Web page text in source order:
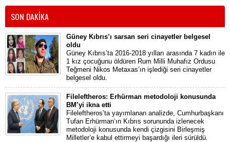
SON DAKİKA
Güney Kıbrıs’ı sarsan seri cinayetler belgesel
oldu
Güney Kıbrıs’ta 2016-2018 yılları arasında 7 kadın ile
1 kız çocuğunu öldüren Rum Milli Muhafız Ordusu
Teğmeni Nikos Metaxas’ın işlediği seri cinayetler
belgesel oldu.
Fileleftheros: Erhürman metodoloji konusunda
BM’yi ikna etti
Fileleftheros’ta yayımlanan analizde, Cumhurbaşkanı
Tufan Erhürman’ın Kıbrıs sorununda izlenecek
metodoloji konusunda kendi çizgisini Birleşmiş
Milletler’e kabul ettirmeyi başardığı ileri sürüldü.